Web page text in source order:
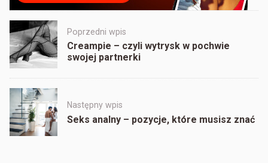
Post
navigation
Poprzedni wpis
Creampie – czyli wytrysk w pochwie
swojej partnerki
Następny wpis
Seks analny – pozycje, które musisz znać